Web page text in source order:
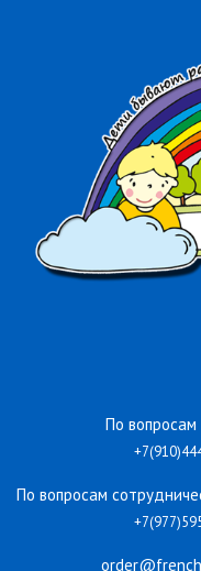
По вопросам
По вопросам